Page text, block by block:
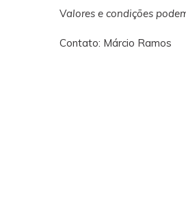
Valores e condições
Contato: Márcio Ramos